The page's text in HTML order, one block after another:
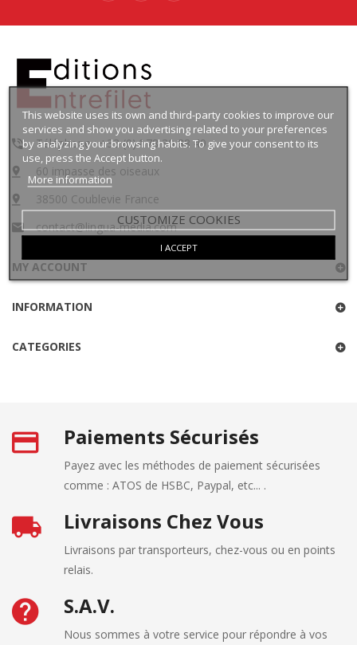
This website uses its own and third-party cookies to improve our
services and show you advertising related to your preferences
by analyzing your browsing habits. To give your consent to its
use, press the Accept button.
More information
CUSTOMIZE COOKIES
I ACCEPT
Téléphone : +33 (0)4 78 30 88 49
60 impasse des oiseaux
38500 Coublevie France
contact@lingua-media.com
MY ACCOUNT
INFORMATION
CATEGORIES
Paiements Sécurisés
Payez avec les méthodes de paiement sécurisées
comme : ATOS de HSBC, Paypal, etc... .
Livraisons Chez Vous
Livraisons par transporteurs, chez-vous ou en points
relais.
S.A.V.
Nous sommes à votre service pour répondre à vos